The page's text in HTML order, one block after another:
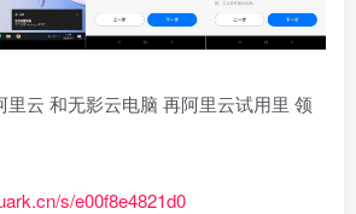
里云 和无影云电脑 再阿里云试用里 领
s/e00f8e4821d0